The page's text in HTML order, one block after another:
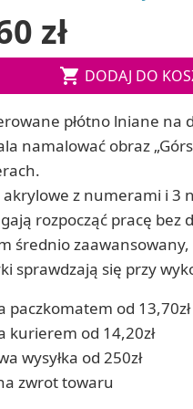
do kul do kąpieli
zł
 DODAJ DO
płótno lniane na
namalować obraz
akrylowe z numerami i 3
rozpocząć pracę bez
średnio
sprawdzają się przy
paczkomatem od 13,70zł
kurierem od 14,20zł
wysyłka od 250zł
zwrot towaru